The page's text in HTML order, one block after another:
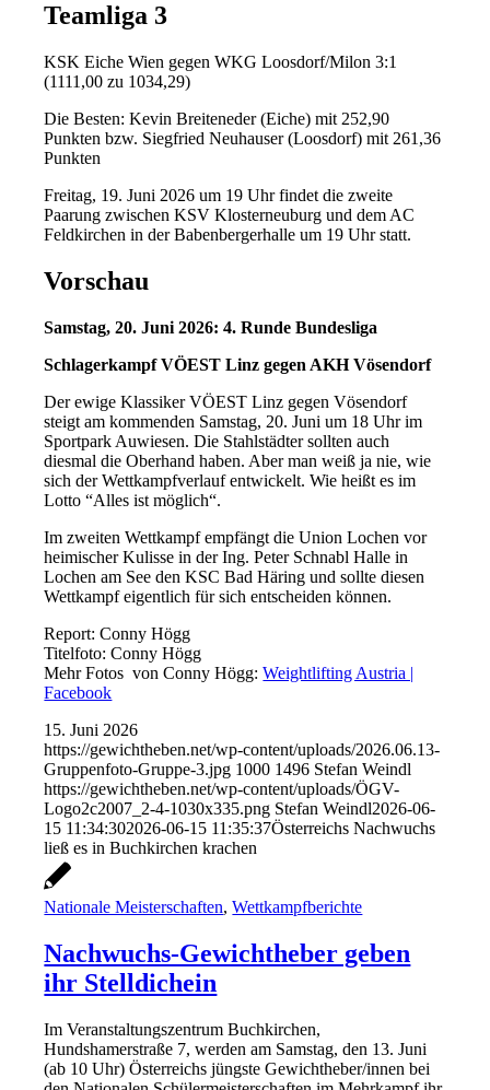
Teamliga 3
KSK Eiche Wien gegen WKG Loosdorf/Milon 3:1
(1111,00 zu 1034,29)
Die Besten: Kevin Breiteneder (Eiche) mit 252,90
Punkten bzw. Siegfried Neuhauser (Loosdorf) mit 261,36
Punkten
Freitag, 19. Juni 2026 um 19 Uhr findet die zweite
Paarung zwischen KSV Klosterneuburg und dem AC
Feldkirchen in der Babenbergerhalle um 19 Uhr statt.
Vorschau
Samstag, 20. Juni 2026: 4.Runde Bundesliga
Schlagerkampf VÖEST Linz gegen AKH Vösendorf
Der ewige Klassiker VÖEST Linz gegen Vösendorf
steigt am kommenden Samstag, 20. Juni um 18 Uhr im
Sportpark Auwiesen. Die Stahlstädter sollten auch
diesmal die Oberhand haben. Aber man weiß ja nie, wie
sich der Wettkampfverlauf entwickelt. Wie heißt es im
Lotto “Alles ist möglich“.
Im zweiten Wettkampf empfängt die Union Lochen vor
heimischer Kulisse in der Ing. Peter Schnabl Halle in
Lochen am See den KSC Bad Häring und sollte diesen
Wettkampf eigentlich für sich entscheiden können.
Report: Conny Högg
Titelfoto: Conny Högg
Mehr Fotos von Conny Högg:Weightlifting Austria |
Facebook
15. Juni 2026
https://gewichtheben.net/wp-content/uploads/2026.06.13-
Gruppenfoto-Gruppe-3.jpg 1000 1496 Stefan Weindl
https://gewichtheben.net/wp-content/uploads/ÖGV-
Logo2c2007_2-4-1030x335.png Stefan Weindl2026-06-
15 11:34:302026-06-15 11:35:37Österreichs Nachwuchs
ließ es in Buchkirchen krachen
Nationale Meisterschaften,Wettkampfberichte
Nachwuchs-Gewichtheber geben
ihr Stelldichein
Im Veranstaltungszentrum Buchkirchen,
Hundshamerstraße 7, werden am Samstag, den 13. Juni
(ab 10 Uhr) Österreichs jüngste Gewichtheber/innen bei